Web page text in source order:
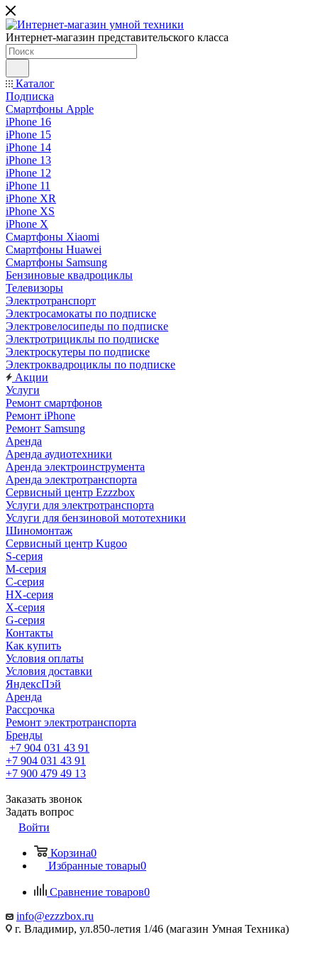
Интернет-магазин представительского класса
Каталог
Подписка
Смартфоны Apple
iPhone 16
iPhone 15
iPhone 14
iPhone 13
iPhone 12
iPhone 11
iPhone XR
iPhone XS
iPhone X
Смартфоны Xiaomi
Смартфоны Huawei
Смартфоны Samsung
Бензиновые квадроциклы
Телевизоры
Электротранспорт
Электросамокаты по подписке
Электровелосипеды по подписке
Электротрициклы по подписке
Электроскутеры по подписке
Электроквадроциклы по подписке
Акции
Услуги
Ремонт смартфонов
Ремонт iPhone
Ремонт Samsung
Аренда
Аренда аудиотехники
Аренда электроинструмента
Аренда электротранспорта
Сервисный центр Ezzzbox
Услуги для электротранспорта
Услуги для бензиновой мототехники
Шиномонтаж
Сервисный центр Kugoo
S-cерия
M-серия
С-серия
HX-серия
X-серия
G-серия
Контакты
Как купить
Условия оплаты
Условия доставки
ЯндексПэй
Аренда
Рассрочка
Ремонт электротранспорта
Бренды
+7 904 031 43 91
+7 904 031 43 91
+7 900 479 49 13
Заказать звонок
Задать вопрос
Войти
Корзина0
Избранные товары0
Сравнение товаров0
info@ezzzbox.ru
г. Владимир, ул.850-летия 1/46 (магазин Умная Техника)